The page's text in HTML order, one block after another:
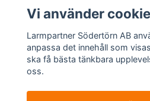
Sociala
Vi använder
Larmpartner Södertörn AB
anpassa det innehåll som
ska få bästa tänkbara
oss.